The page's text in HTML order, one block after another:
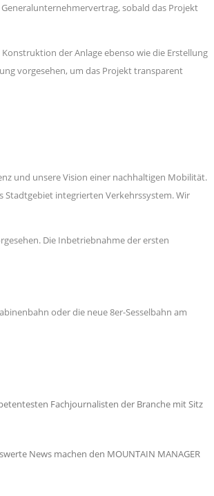
sobald das Projekt
der Anlage ebenso wie die Erstellung
vorgesehen, um das Projekt transparent
und unsere Vision einer nachhaltigen Mobilität.
Stadtgebiet integrierten Verkehrssystem. Wir
Die Inbetriebnahme der ersten
oder die neue 8er-Sesselbahn am
Fachjournalisten der Branche mit Sitz
News machen den MOUNTAIN MANAGER